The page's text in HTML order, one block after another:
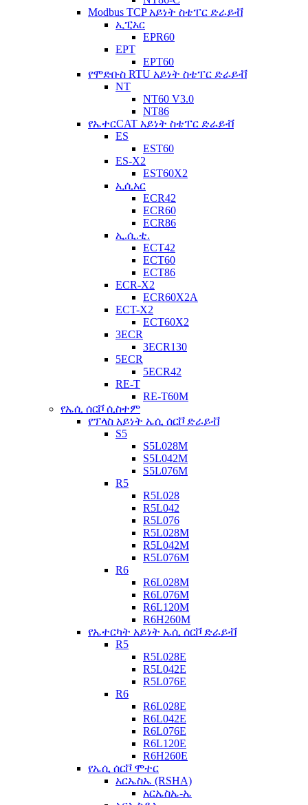
Modbus TCP አይነት ስቴፐር ድራይቭ
ኢፒአር
EPR60
EPT
EPT60
የሞድቡስ RTU አይነት ስቴፐር ድራይቭ
NT
NT60 V3.0
NT86
የኤተርCAT አይነት ስቴፐር ድራይቭ
ES
EST60
ES-X2
EST60X2
ኢሲአር
ECR42
ECR60
ECR86
ኢ.ሲ.ቲ.
ECT42
ECT60
ECT86
ECR-X2
ECR60X2A
ECT-X2
ECT60X2
3ECR
3ECR130
5ECR
5ECR42
RE-T
RE-T60M
የኤሲ ሰርቮ ሲስተም
የፕላስ አይነት ኤሲ ሰርቮ ድራይቭ
S5
S5L028M
S5L042M
S5L076M
R5
R5L028
R5L042
R5L076
R5L028M
R5L042M
R5L076M
R6
R6L028M
R6L076M
R6L120M
R6H260M
የኤተርካት አይነት ኤሲ ሰርቮ ድራይቭ
R5
R5L028E
R5L042E
R5L076E
R6
R6L028E
R6L042E
R6L076E
R6L120E
R6H260E
የኤሲ ሰርቮ ሞተር
አርኤስኤ (RSHA)
አርኤስኤ-ኤ